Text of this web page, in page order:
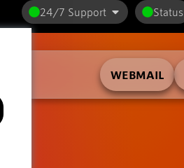
24/7 Support Status
WEBMAIL